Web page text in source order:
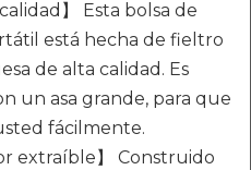
】 Esta bolsa de
está hecha de fieltro
de alta calidad. Es
un asa grande, para que
fácilmente.
extraíble】 Construido